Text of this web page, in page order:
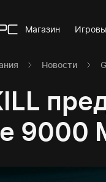
Магазин
Новости
9000